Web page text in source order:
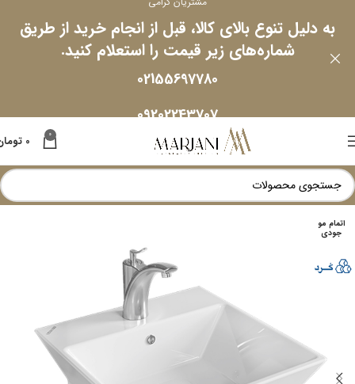
0
0
اتمام مو
جودی
به دلیل تنوع بالای کالا، قبل از انجام خرید از طریق
شماره‌های زیر قیمت را استعلام کنید.
02155697780
09202243707